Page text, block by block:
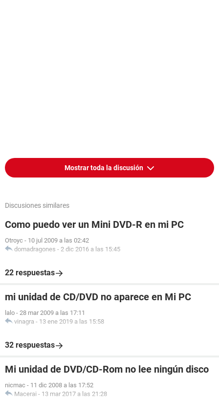
Mostrar toda la discusión
Discusiones similares
Como puedo ver un Mini DVD-R en mi PC
Otroyc - 10 jul 2009 a las 02:42
domadragones - 2 dic 2016 a las 15:45
22 respuestas
mi unidad de CD/DVD no aparece en Mi PC
lalo - 28 mar 2009 a las 17:11
vinagra - 13 ene 2019 a las 15:58
32 respuestas
Mi unidad de DVD/CD-Rom no lee ningún disco
nicmac - 11 dic 2008 a las 17:52
Macerai - 13 mar 2017 a las 21:28